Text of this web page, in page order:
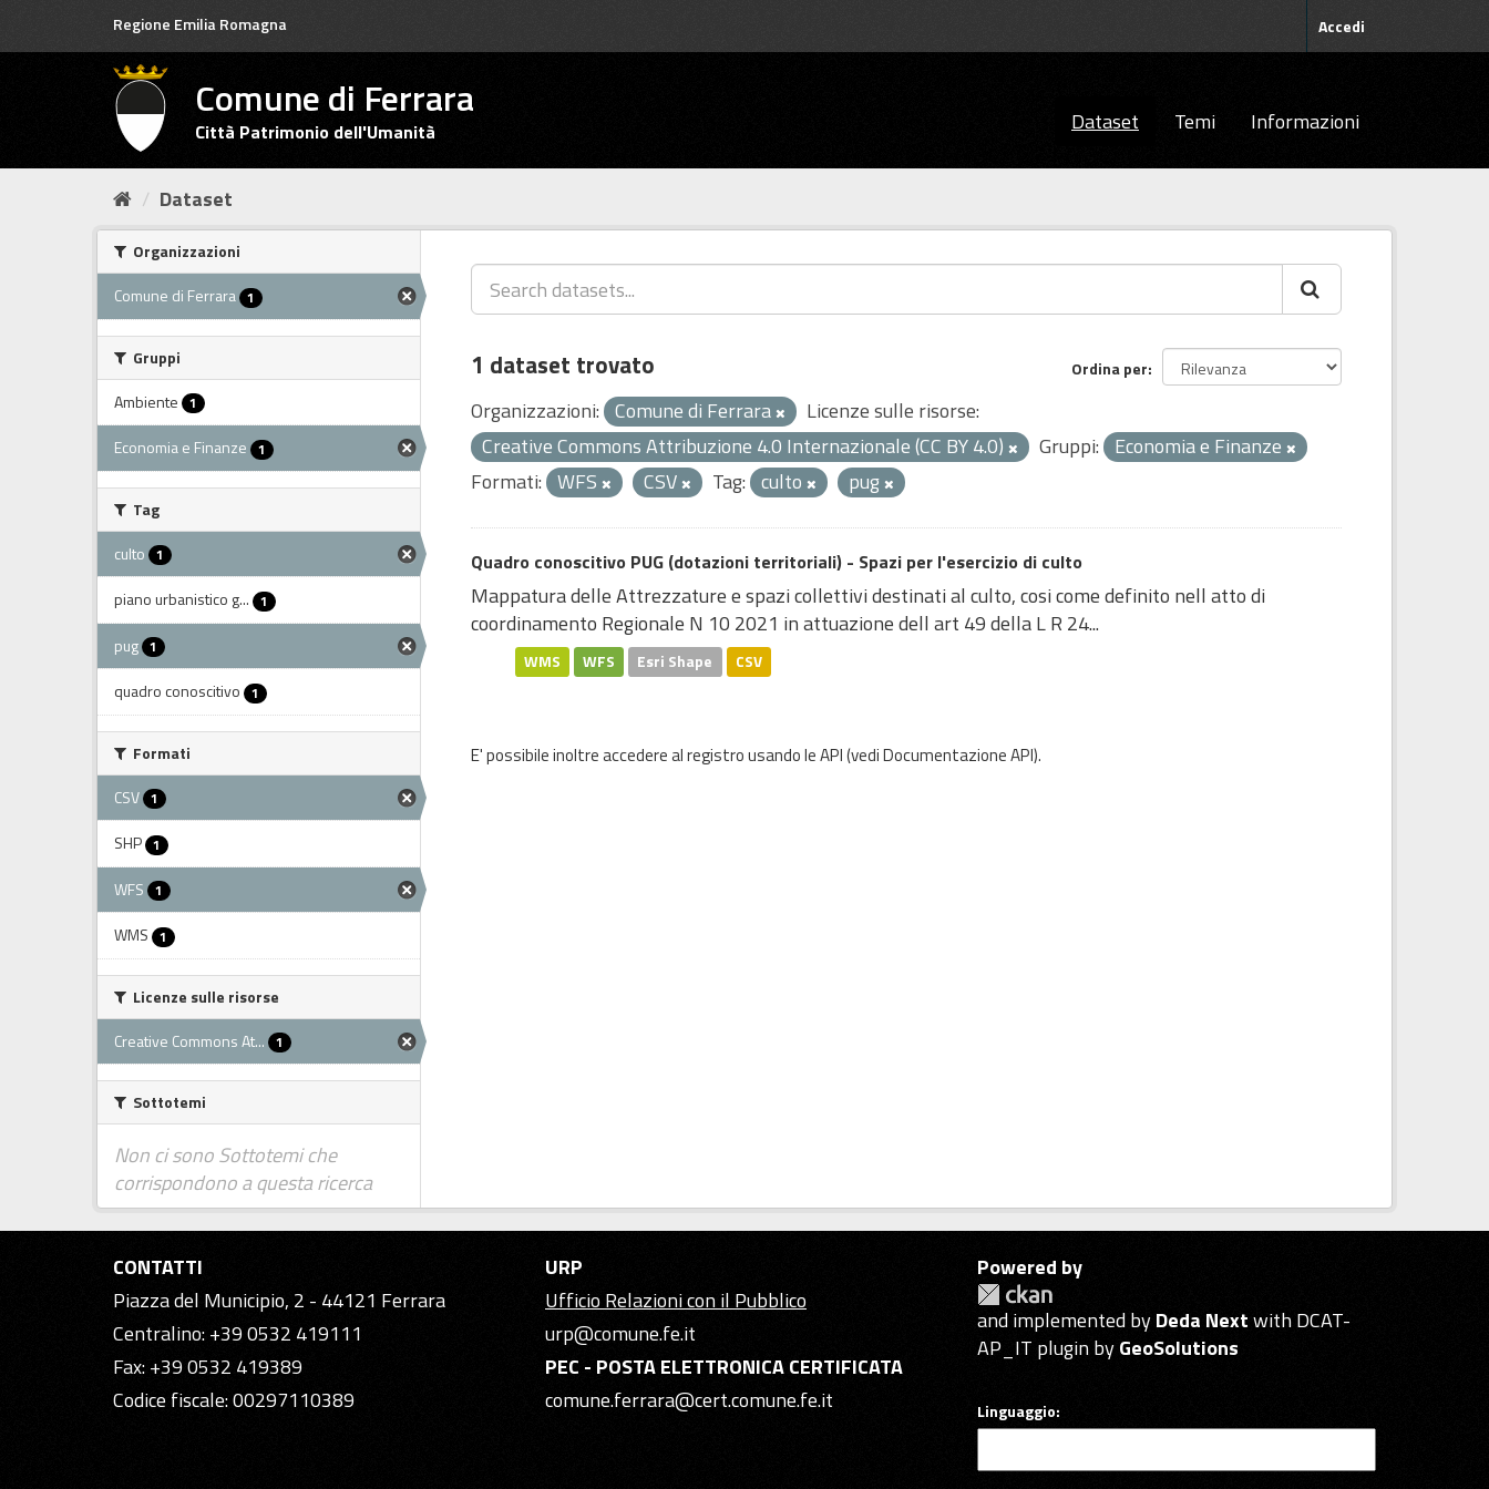
Regione Emilia Romagna Accedi
Comune di Ferrara
Città Patrimonio dell'Umanità Dataset Temi Informazioni
Dataset
Organizzazioni
Comune di Ferrara 1
Gruppi
Ambiente 1
Economia e Finanze 1
Tag
culto 1
piano urbanistico g... 1
pug 1
quadro conoscitivo 1
Formati
CSV 1
SHP 1
WFS 1
WMS 1
Licenze sulle risorse
Creative Commons At... 1
Sottotemi
Non ci sono Sottotemi che
corrispondono a questa ricerca
Ordina per
1 dataset trovato
Organizzazioni: Comune di Ferrara
Licenze sulle risorse:
Creative Commons Attribuzione 4.0 Internazionale (CC BY 4.0)
Gruppi: Economia e Finanze
Formati: WFS CSV Tag: culto pug
Quadro conoscitivo PUG (dotazioni territoriali) - Spazi per l'esercizio di culto
Mappatura delle Attrezzature e spazi collettivi destinati al culto, cosi come definito nell atto di
coordinamento Regionale N 10 2021 in attuazione dell art 49 della L R 24...
WMS WFS Esri Shape CSV
E' possibile inoltre accedere al registro usando leAPI(vediDocumentazione API).
CONTATTI
Piazza del Municipio, 2 - 44121 Ferrara
Centralino: +39 0532 419111
Fax: +39 0532 419389
Codice fiscale: 00297110389
URP
Ufficio Relazioni con il Pubblico
urp@comune.fe.it
PEC - POSTA ELETTRONICA CERTIFICATA
comune.ferrara@cert.comune.fe.it
Powered by
and implemented byDeda Nextwith DCAT-
AP_IT plugin byGeoSolutions
Linguaggio